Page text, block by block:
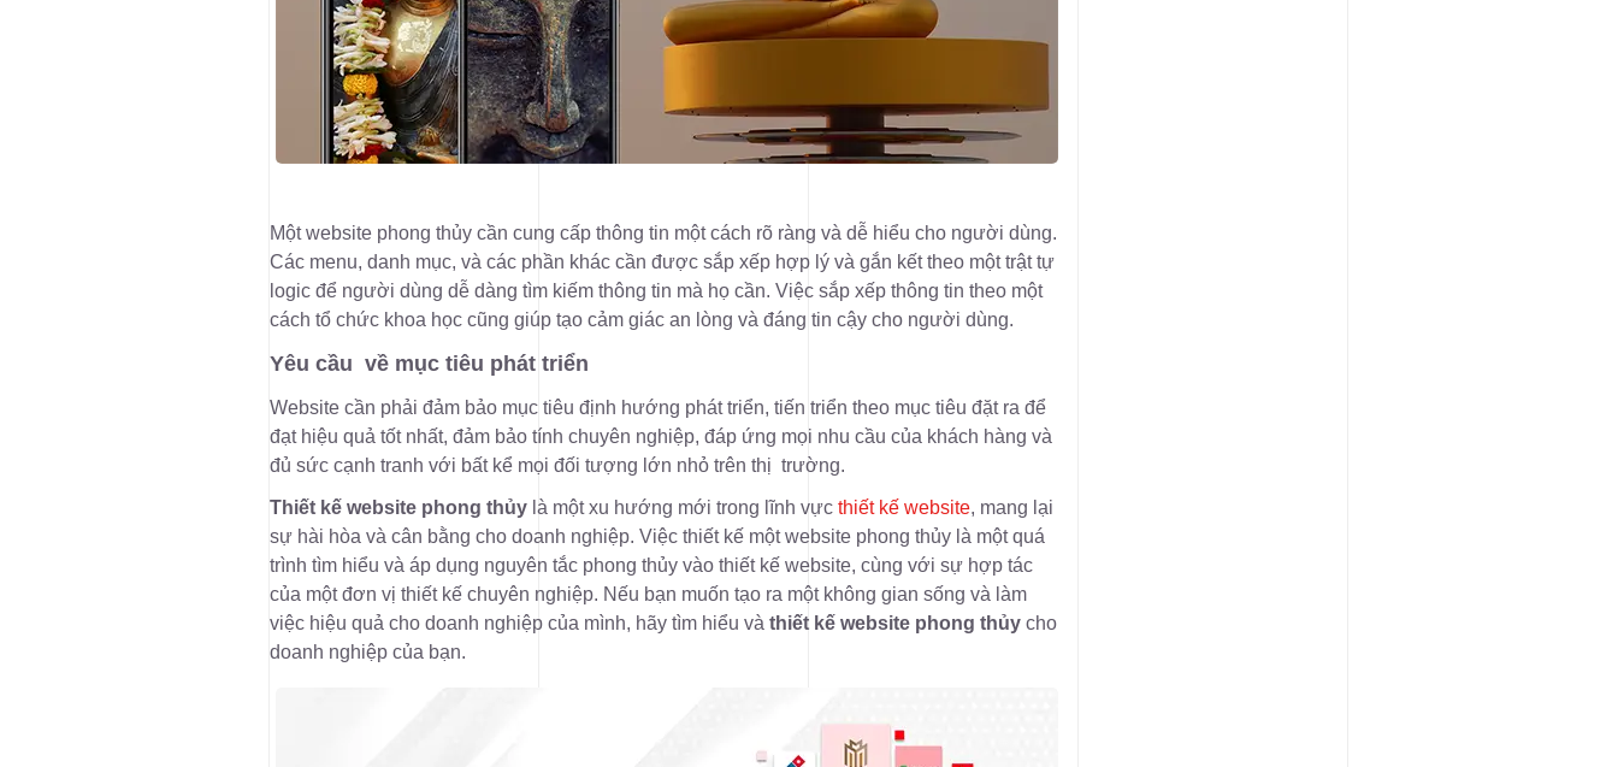
Một website phong thủy cần cung cấp thông tin một cách rõ ràng và dễ hiểu cho người dùng.
Các menu, danh mục, và các phần khác cần được sắp xếp hợp lý và gắn kết theo một trật tự
logic để người dùng dễ dàng tìm kiếm thông tin mà họ cần. Việc sắp xếp thông tin theo một
cách tổ chức khoa học cũng giúp tạo cảm giác an lòng và đáng tin cậy cho người dùng.
Yêu cầu về mục tiêu phát triển
Website cần phải đảm bảo mục tiêu định hướng phát triển, tiến triển theo mục tiêu đặt ra để
đạt hiệu quả tốt nhất, đảm bảo tính chuyên nghiệp, đáp ứng mọi nhu cầu của khách hàng và
đủ sức cạnh tranh với bất kể mọi đối tượng lớn nhỏ trên thị trường.
Thiết kế website phong thủy là một xu hướng mới trong lĩnh vực thiết kế website, mang lại
sự hài hòa và cân bằng cho doanh nghiệp. Việc thiết kế một website phong thủy là một quá
trình tìm hiểu và áp dụng nguyên tắc phong thủy vào thiết kế website, cùng với sự hợp tác
của một đơn vị thiết kế chuyên nghiệp. Nếu bạn muốn tạo ra một không gian sống và làm
việc hiệu quả cho doanh nghiệp của mình, hãy tìm hiểu và thiết kế website phong thủy cho
doanh nghiệp của bạn.